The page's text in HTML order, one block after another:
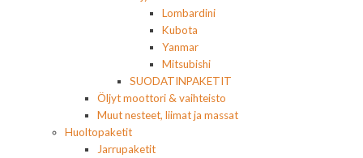
Lombardini
Kubota
Yanmar
Mitsubishi
SUODATINPAKETIT
Öljyt moottori & vaihteisto
Muut nesteet, liimat ja massat
Huoltopaketit
Jarrupaketit